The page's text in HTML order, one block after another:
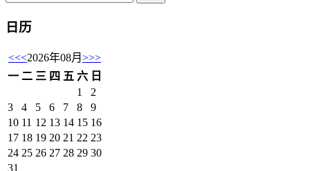
日历
<<<2026年08月 >>>
一 二 三 四 五 六 日
1
2
3
4 5 6 7 8
9
10 11 12 13 14 15 16
17 18 19 20 21 22 23
24 25 26 27 28 29 30
31